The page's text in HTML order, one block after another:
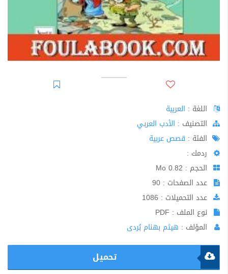
اللغة : العربية
اﻟﺘﺼﻨﻴﻒ : الأدب العربي
الفئة : قصص عربية
ردمك :
الحجم : 0.82 Mo
عدد الصفحات : 90
عدد التحميلات : 1086
نوع الملف : PDF
المؤلف : هيثم بهنام بُردى
تحميل